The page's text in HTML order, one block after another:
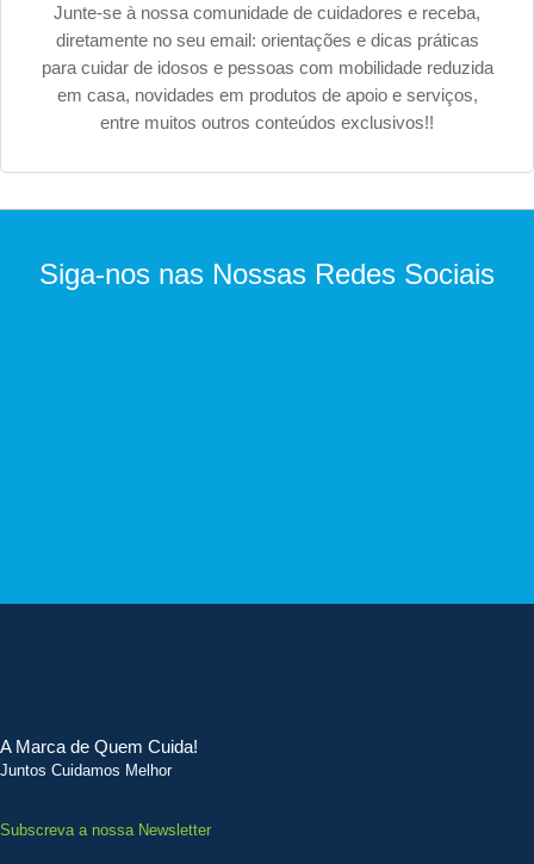
Junte-se à nossa comunidade de cuidadores e receba,
diretamente no seu email: orientações e dicas práticas
para cuidar de idosos e pessoas com mobilidade reduzida
em casa, novidades em produtos de apoio e serviços,
entre muitos outros conteúdos exclusivos!!
Siga-nos nas Nossas Redes Sociais
A Marca de Quem Cuida!
Juntos Cuidamos Melhor
Subscreva a nossa Newsletter